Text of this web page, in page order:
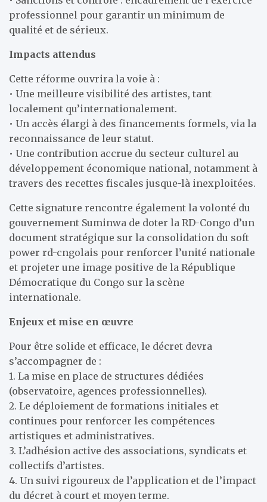
professionnel pour garantir un minimum de
qualité et de sérieux.
Impacts attendus
Cette réforme ouvrira la voie à :
• Une meilleure visibilité des artistes, tant
localement qu’internationalement.
• Un accès élargi à des financements formels, via la
reconnaissance de leur statut.
• Une contribution accrue du secteur culturel au
développement économique national, notamment à
travers des recettes fiscales jusque-là inexploitées.
Cette signature rencontre également la volonté du
gouvernement Suminwa de doter la RD-Congo d’un
document stratégique sur la consolidation du soft
power rd-cngolais pour renforcer l’unité nationale
et projeter une image positive de la République
Démocratique du Congo sur la scène
internationale.
Enjeux et mise en œuvre
Pour être solide et efficace, le décret devra
s’accompagner de :
1. La mise en place de structures dédiées
(observatoire, agences professionnelles).
2. Le déploiement de formations initiales et
continues pour renforcer les compétences
artistiques et administratives.
3. L’adhésion active des associations, syndicats et
collectifs d’artistes.
4. Un suivi rigoureux de l’application et de l’impact
du décret à court et moyen terme.